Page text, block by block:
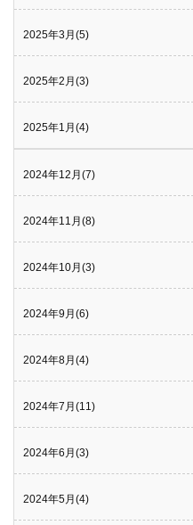
2025年3月(5)
2025年2月(3)
2025年1月(4)
2024年12月(7)
2024年11月(8)
2024年10月(3)
2024年9月(6)
2024年8月(4)
2024年7月(11)
2024年6月(3)
2024年5月(4)